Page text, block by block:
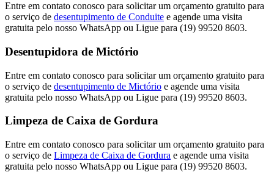
Entre em contato conosco para solicitar um orçamento gratuito para
o serviço de desentupimento de Conduite e agende uma visita
gratuita pelo nosso WhatsApp ou Ligue para (19) 99520 8603.
Desentupidora de Mictório
Entre em contato conosco para solicitar um orçamento gratuito para
o serviço de desentupimento de Mictório e agende uma visita
gratuita pelo nosso WhatsApp ou Ligue para (19) 99520 8603.
Limpeza de Caixa de Gordura
Entre em contato conosco para solicitar um orçamento gratuito para
o serviço de Limpeza de Caixa de Gordura e agende uma visita
gratuita pelo nosso WhatsApp ou Ligue para (19) 99520 8603.